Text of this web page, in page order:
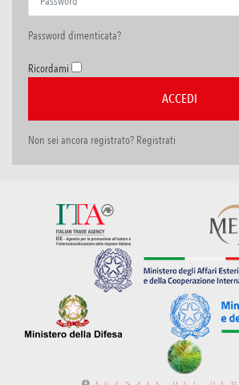
Password dimenticata?
Ricordami
Non sei ancora registrato? Registrati